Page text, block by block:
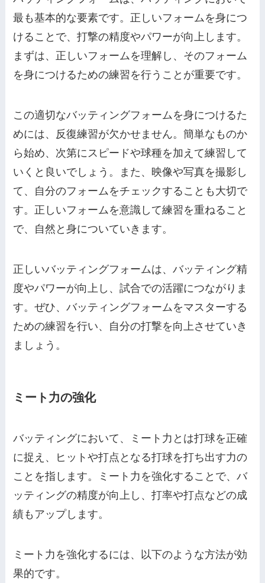
最も基本的な要素です。正しいフォームを身につ
けることで、打撃の精度やパワーが向上します。
まずは、正しいフォームを理解し、そのフォーム
を身につけるための練習を行うことが重要です。
この適切なバッティングフォームを身につけるた
めには、反復練習が欠かせません。簡単なものか
ら始め、次第にスピードや球種を加えて練習して
いくと良いでしょう。また、映像や写真を撮影し
て、自分のフォームをチェックすることも大切で
す。正しいフォームを意識して練習を重ねること
で、自然と身についていきます。
正しいバッティングフォームは、バッティング精
度やパワーが向上し、試合での活躍につながりま
す。ぜひ、バッティングフォームをマスターする
ための練習を行い、自分の打撃を向上させていき
ましょう。
ミート力の強化
バッティングにおいて、ミート力とは打球を正確
に捉え、ヒットや打点となる打球を打ち出す力の
ことを指します。ミート力を強化することで、バ
ッティングの精度が向上し、打率や打点などの成
績もアップします。
ミート力を強化するには、以下のような方法が効
果的です。